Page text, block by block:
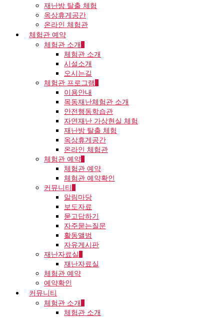
재난방 탈출 체험
옥상휴게공간
온라인 체험관
체험관 예약
체험관 소개
체험관 소개
시설소개
오시는길
체험관 프로그램
이용안내
목동재난체험관 소개
안전행동학습관
자연재난 가상현실 체험
재난방 탈출 체험
옥상휴게공간
온라인 체험관
체험관 예약
체험관 예약
체험관 예약확인
커뮤니티
알림마당
보도자료
묻고답하기
자주묻는질문
활동앨범
자유게시판
재난자료실
재난자료실
체험관 예약
예약확인
커뮤니티
체험관 소개
체험관 소개